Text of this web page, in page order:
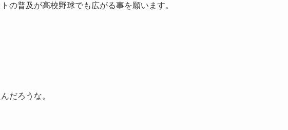
の普及が高校野球でも広がる事を願います。
だろうな。